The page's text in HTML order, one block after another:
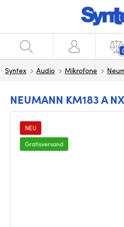
Syntex Audio Mikrofone
NEUMANN KM183 A NX
NEU
Gratisversand